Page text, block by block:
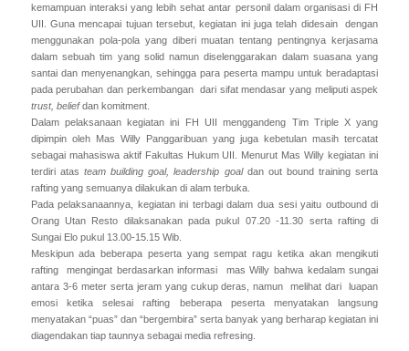
kemampuan interaksi yang lebih sehat antar personil dalam organisasi di FH
UII. Guna mencapai tujuan tersebut, kegiatan ini juga telah didesain dengan
menggunakan pola-pola yang diberi muatan tentang pentingnya kerjasama
dalam sebuah tim yang solid namun diselenggarakan dalam suasana yang
santai dan menyenangkan, sehingga para peserta mampu untuk beradaptasi
pada perubahan dan perkembangan dari sifat mendasar yang meliputi aspek
trust, beliefdan komitment.
Dalam pelaksanaan kegiatan ini FH UII menggandeng Tim Triple X yang
dipimpin oleh Mas Willy Panggaribuan yang juga kebetulan masih tercatat
sebagai mahasiswa aktif Fakultas Hukum UII. Menurut Mas Willy kegiatan ini
terdiri atas team building goal, leadership goal dan out bound training serta
rafting yang semuanya dilakukan di alam terbuka.
Pada pelaksanaannya, kegiatan ini terbagi dalam dua sesi yaitu outbound di
Orang Utan Resto dilaksanakan pada pukul 07.20 -11.30 serta rafting di
Sungai Elo pukul 13.00-15.15 Wib.
Meskipun ada beberapa peserta yang sempat ragu ketika akan mengikuti
rafting mengingat berdasarkan informasi mas Willy bahwa kedalam sungai
antara 3-6 meter serta jeram yang cukup deras, namun melihat dari luapan
emosi ketika selesai rafting beberapa peserta menyatakan langsung
menyatakan “puas” dan “bergembira” serta banyak yang berharap kegiatan ini
diagendakan tiap taunnya sebagai media refresing.